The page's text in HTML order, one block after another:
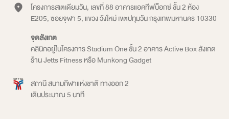
โครงการสเตเดียมวัน, เลขที่ 88 อาคารแอคทีฟบ็อกซ์ ชั้น 2 ห้อง
E205, ซอยจุฬา 5, แขวง วังใหม่ เขตปทุมวัน กรุงเทพมหานคร 10330
จุดสังเกต
คลินิกอยู่ในโครงการ Stadium One ชั้น 2 อาคาร Active Box สังเกต
ร้าน Jetts Fitness หรือ Munkong Gadget
สถานี สนามกีฬาแห่งชาติ ทางออก 2
เดินประมาณ 5 นาที